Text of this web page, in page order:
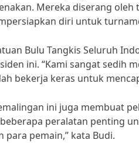
Mereka diserang
diri untuk
Bulu Tangkis Seluruh
ini. “Kami sangat sedih
bekerja keras untuk
ini juga membuat
peralatan penting
para pemain,” kata Budi.